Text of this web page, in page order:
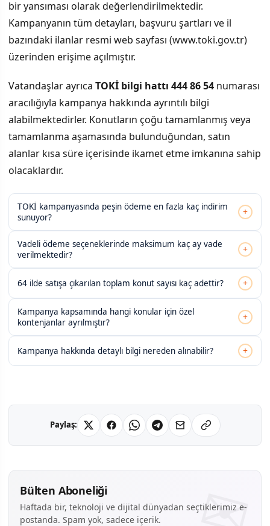
bir yansıması olarak değerlendirilmektedir.
Kampanyanın tüm detayları, başvuru şartları ve il
bazındaki ilanlar resmi web sayfası (www.toki.gov.tr)
üzerinden erişime açılmıştır.
Vatandaşlar ayrıca TOKİ bilgi hattı 444 86 54 numarası
aracılığıyla kampanya hakkında ayrıntılı bilgi
alabilmektedirler. Konutların çoğu tamamlanmış veya
tamamlanma aşamasında bulunduğundan, satın
alanlar kısa süre içerisinde ikamet etme imkanına sahip
olacaklardır.
TOKİ kampanyasında peşin ödeme en fazla kaç indirim
sunuyor?
+
Vadeli ödeme seçeneklerinde maksimum kaç ay vade
verilmektedir?
+
64 ilde satışa çıkarılan toplam konut sayısı kaç adettir? +
Kampanya kapsamında hangi konular için özel
kontenjanlar ayrılmıştır?
+
Kampanya hakkında detaylı bilgi nereden alınabilir? +
Paylaş:
Bülten Aboneliği
Haftada bir, teknoloji ve dijital dünyadan seçtiklerimiz e-
postanda. Spam yok, sadece içerik.